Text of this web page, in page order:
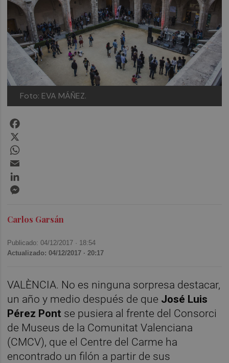
Foto: EVA MÁÑEZ.
Carlos Garsán
Publicado: 04/12/2017 · 18:54
Actualizado: 04/12/2017 · 20:17
VALÈNCIA. No es ninguna sorpresa destacar,
un año y medio después de que José Luis
Pérez Pont se pusiera al frente del Consorci
de Museus de la Comunitat Valenciana
(CMCV), que el Centre del Carme ha
encontrado un filón a partir de sus